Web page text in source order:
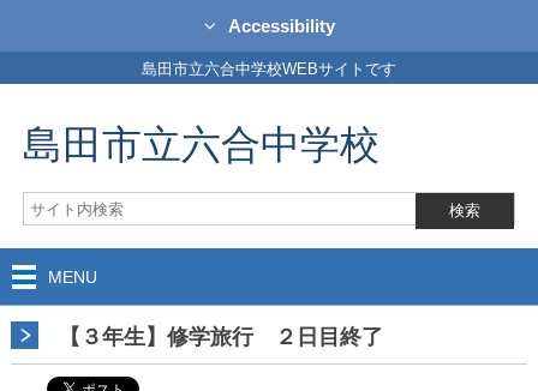
Accessibility
島田市立六合中学校WEBサイトです
島田市立六合中学校
MENU
【３年生】修学旅行 ２日目終了